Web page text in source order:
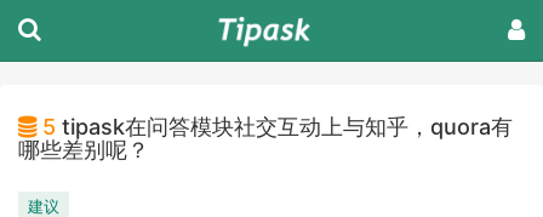
5 tipask在问答模块社交互动上与知乎，quora有
哪些差别呢？
建议